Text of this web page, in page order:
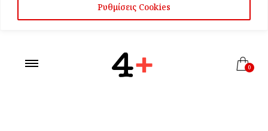
Ρυθμίσεις Cookies
0